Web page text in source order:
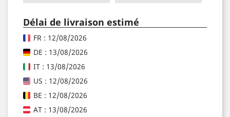
Délai de livraison estimé
FR : 12/08/2026
DE : 13/08/2026
IT : 13/08/2026
US : 12/08/2026
BE : 12/08/2026
AT : 13/08/2026